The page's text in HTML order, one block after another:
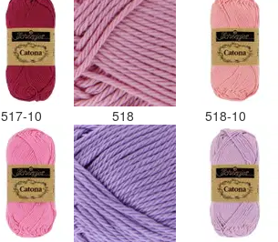
517-10 518 518-10